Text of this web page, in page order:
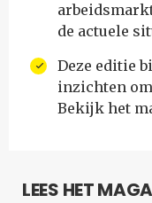
de actuele
Deze editie
inzichten om
Bekijk het
LEES HET